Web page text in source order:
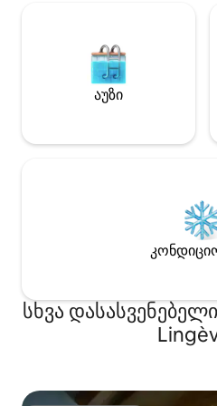
აუზი
სხვა